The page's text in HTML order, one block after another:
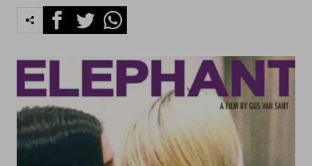
FacebookTwitterWhatsapp